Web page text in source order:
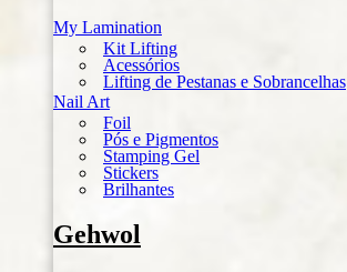
My Lamination
Kit Lifting
Acessórios
Lifting de Pestanas e Sobrancelhas
Nail Art
Foil
Pós e Pigmentos
Stamping Gel
Stickers
Brilhantes
Gehwol